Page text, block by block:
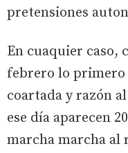
pretensiones
En cuaquier caso,
febrero lo primero
coartada y razón
ese día aparecen
marcha marcha